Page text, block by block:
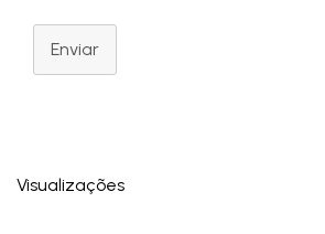
Enviar
Visualizações